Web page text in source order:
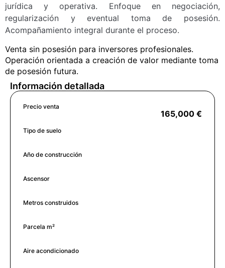
jurídica y operativa. Enfoque en negociación,
regularización y eventual toma de posesión.
Acompañamiento integral durante el proceso.
Venta sin posesión para inversores profesionales.
Operación orientada a creación de valor mediante toma
de posesión futura.
Información detallada
Precio venta
165,000 €
Tipo de suelo
Año de construcción
Ascensor
Metros construidos
Parcela m²
Aire acondicionado